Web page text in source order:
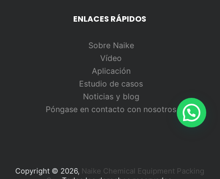
ENLACES RÁPIDOS
Sobre Naike
Vídeo
Aplicación
Estudio de casos
Noticias y blog
Póngase en contacto con nosotros
Copyright © 2026, Naike Chemical Equipment Packing